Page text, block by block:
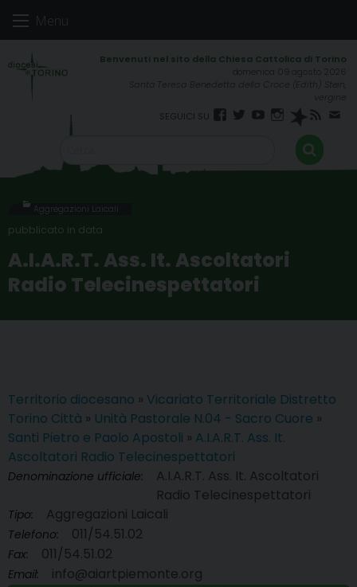
Menu
domenica 09 agosto 2026
Santa Teresa Benedetta della Croce (Edith) Stein,
vergine
Facebook
TwitterYouTube
Instagram
Spreaker
RSS
FEED
Aggregazioni Laicali
A.I.A.R.T. Ass. It. Ascoltatori
Radio Telecinespettatori
Territorio diocesano » Vicariato Territoriale Distretto
Torino Città » Unità Pastorale N.04 - Sacro Cuore »
Santi Pietro e Paolo Apostoli » A.I.A.R.T. Ass. It.
Ascoltatori Radio Telecinespettatori
Denominazione ufficiale:
A.I.A.R.T. Ass. It. Ascoltatori
Radio Telecinespettatori
Tipo: Aggregazioni Laicali
Telefono: 011/54.51.02
Fax: 011/54.51.02
Email: info@aiartpiemonte.org